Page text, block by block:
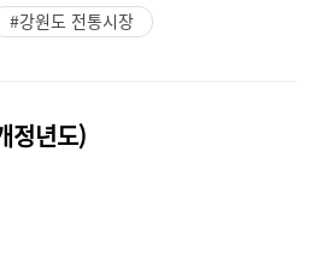
#강원도 전통시장
정년도)